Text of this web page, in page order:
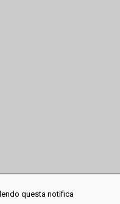
questa notifica